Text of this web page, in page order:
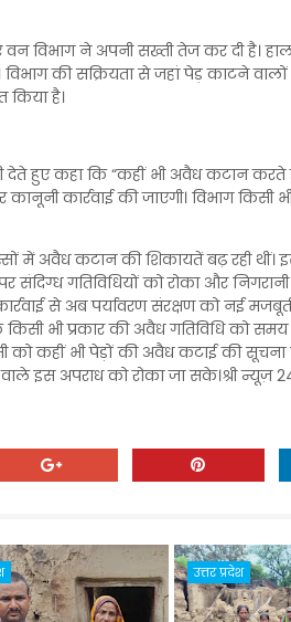
विभाग ने अपनी सख्ती तेज कर दी है।
की सक्रियता से जहां पेड़ काटने
है।
देते हुए कहा कि “कहीं भी अवैध कटान करते
कार्रवाई की जाएगी। विभाग किसी
में अवैध कटान की शिकायतें बढ़ रही थीं।
गतिविधियों को रोका और निगरानी
से अब पर्यावरण संरक्षण को नई
भी प्रकार की अवैध गतिविधि को समय
को कहीं भी पेड़ों की अवैध कटाई की सूचना
इस अपराध को रोका जा सके।श्री न्यूज़
उत्तर प्रदेश